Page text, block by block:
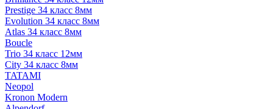
Prestige 34 класс 8мм
Evolution 34 класс 8мм
Atlas 34 класс 8мм
Boucle
Trio 34 класс 12мм
City 34 класс 8мм
TATAMI
Neopol
Kronon Modern